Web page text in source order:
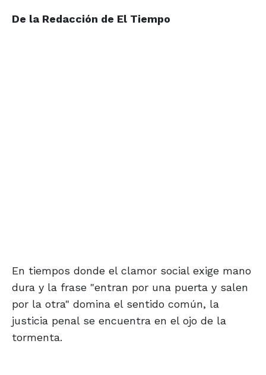
De la Redacción de El Tiempo
En tiempos donde el clamor social exige mano
dura y la frase "entran por una puerta y salen
por la otra" domina el sentido común, la
justicia penal se encuentra en el ojo de la
tormenta.